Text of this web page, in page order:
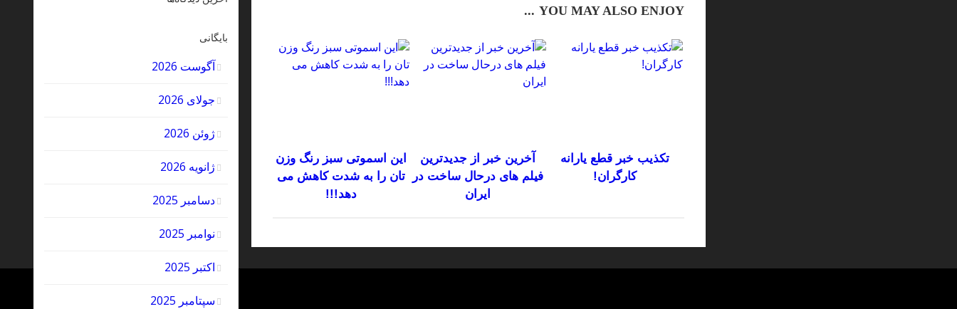
بایگانی
آگوست 2026
جولای 2026
ژوئن 2026
ژانویه 2026
دسامبر 2025
نوامبر 2025
اکتبر 2025
سپتامبر 2025
YOU MAY ALSO ENJOY...
این اسموتی سبز رنگ وزن
تان را به شدت کاهش می
دهد!!!
آخرین خبر از جدیدترین
فیلم های درحال ساخت در
ایران
تکذیب خبر قطع یارانه
کارگران!